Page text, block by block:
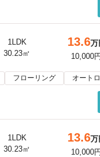
1LDK
30.23㎡
13.6万
10,000
フローリング オート
1LDK
30.23㎡
13.6万
10,000